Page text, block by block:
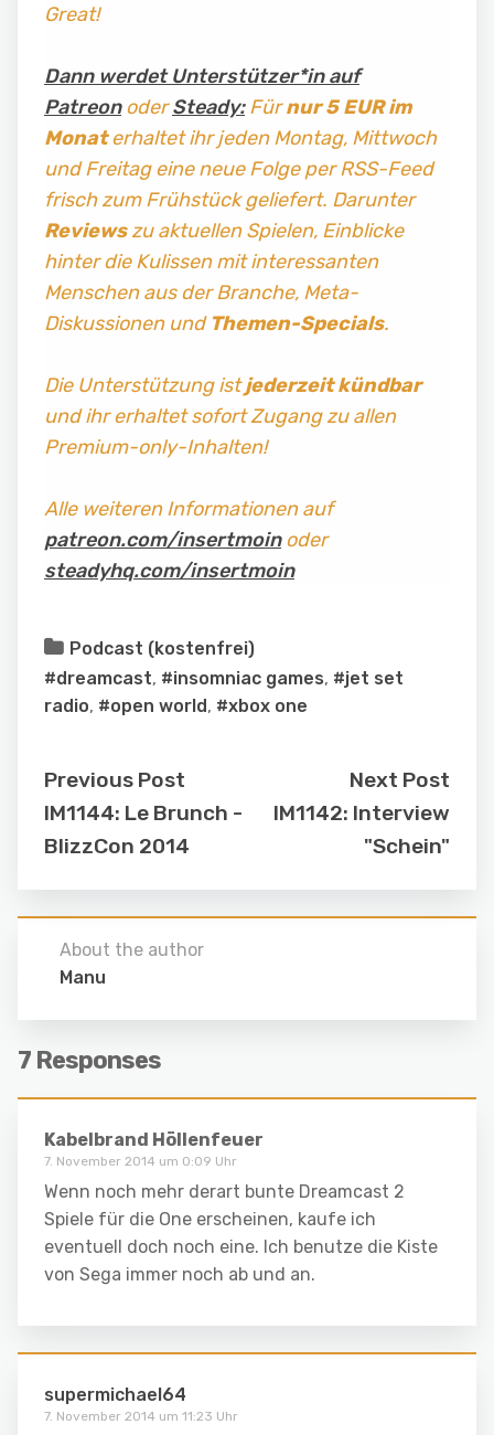
Great!
Dann werdet Unterstützer*in auf
PatreonoderSteady:Fürnur 5 EUR im
Monaterhaltet ihr jeden Montag, Mittwoch
und Freitag eine neue Folge per RSS-Feed
frisch zum Frühstück geliefert. Darunter
Reviewszu aktuellen Spielen, Einblicke
hinter die Kulissen mit interessanten
Menschen aus der Branche, Meta-
Diskussionen und Themen-Specials.
Die Unterstützung istjederzeit kündbar
und ihr erhaltet sofort Zugang zu allen
Premium-only-Inhalten!
Alle weiteren Informationen auf
patreon.com/insertmoinoder
steadyhq.com/insertmoin
Podcast (kostenfrei)
#dreamcast, #insomniac games, #jet set
radio, #open world, #xbox one
Previous Post
IM1144: Le Brunch -
BlizzCon 2014
Next Post
IM1142: Interview
"Schein"
About the author
Manu
7 Responses
Kabelbrand Höllenfeuer
7. November 2014 um 0:09 Uhr
Wenn noch mehr derart bunte Dreamcast 2
Spiele für die One erscheinen, kaufe ich
eventuell doch noch eine. Ich benutze die Kiste
von Sega immer noch ab und an.
supermichael64
7. November 2014 um 11:23 Uhr